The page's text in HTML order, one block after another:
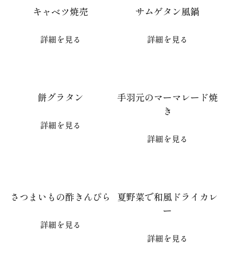
キャベツ焼売
詳細を見る
サムゲタン風鍋
詳細を見る
餅グラタン
詳細を見る
手羽元のマーマレード焼
き
詳細を見る
さつまいもの酢きんぴら
詳細を見る
夏野菜で和風ドライカレ
ー
詳細を見る